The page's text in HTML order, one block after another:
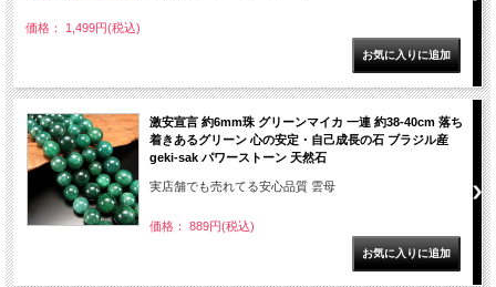
価格： 1,499円(税込)
激安宣言 約6mm珠 グリーンマイカ 一連 約38-40cm 落ち
着きあるグリーン 心の安定・自己成長の石 ブラジル産
geki-sak パワーストーン 天然石
実店舗でも売れてる安心品質 雲母
価格： 889円(税込)